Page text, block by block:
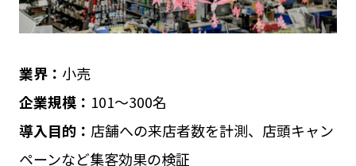
業界： 小売
企業規模： 101〜300名
導入目的： 店舗への来店者数を計測、店頭キャン
ペーンなど集客効果の検証